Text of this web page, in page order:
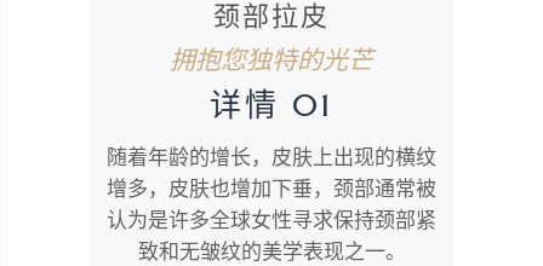
颈部拉皮
拥抱您独特的光芒
详情 01
随着年龄的增长，皮肤上出现的横纹
增多，皮肤也增加下垂，颈部通常被
认为是许多全球女性寻求保持颈部紧
致和无皱纹的美学表现之一。